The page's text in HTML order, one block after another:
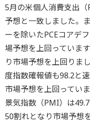
5月の米個人消費支出（
予想と一致しました。
ーを除いたPCEコアデ
場予想を上回っていま
り市場予想を上回りま
度指数確報値も98.2と
市場予想を上回ってい
景気指数（PMI）は
50割れとなり市場予想